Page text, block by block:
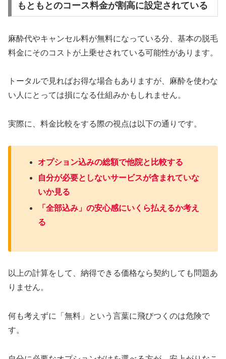
もともとのコース料金が割高に設定されている
麻酔代やキャンセル料が無料になっている分、基本の脱毛
料金にそのコストが上乗せされている可能性があります。
トータルで見ればお得な場合もありますが、麻酔を使わな
い人にとっては損になる仕組みかもしれません。
実際に、料金比較をする際の視点は以下の通りです。
オプション込みの総額で他院と比較する
自分が必要としないサービスが含まれていな
いか見る
「全部込み」の安心感にいくら払えるか考え
る
以上の計算をして、納得できる価格なら契約しても問題あ
りません。
何も考えずに「無料」という言葉に飛びつくのは危険で
す。